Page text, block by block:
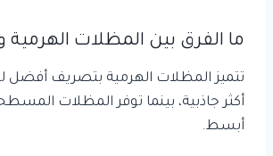
ما الفرق بين المظلات
تتميز المظلات الهرمية بتصريف أفضل
أكثر جاذبية، بينما توفر المظلات
أبسط.